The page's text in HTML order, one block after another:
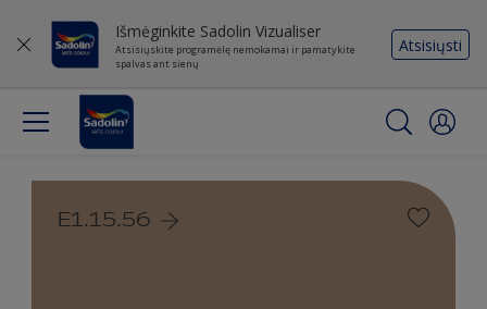
Išmėginkite Sadolin Vizualiser
Atsisiųskite programėlę nemokamai ir pamatykite
spalvas ant sienų
Atsisiųsti
E1.15.56